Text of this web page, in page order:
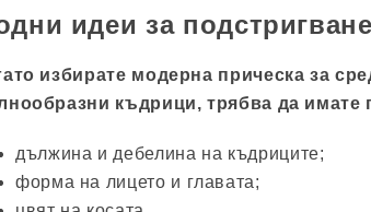
идеи за подстригване
избирате модерна прическа за
къдрици, трябва да имате
дължина и дебелина на къдриците;
форма на лицето и главата;